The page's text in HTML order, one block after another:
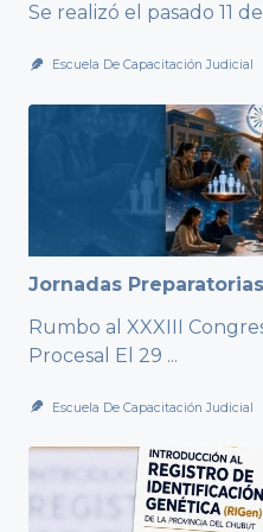
Se realizó el pasado 11
Escuela De Capacitación Judicial
Jornadas
Rumbo al XXXIII
Procesal El 29 ...
Escuela De Capacitación Judicial